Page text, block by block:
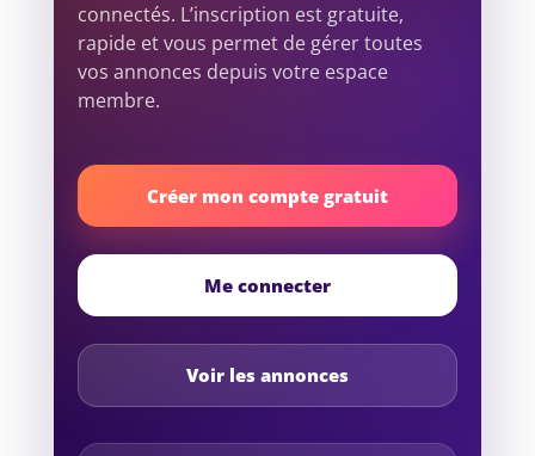
connectés. L’inscription est gratuite,
rapide et vous permet de gérer toutes
vos annonces depuis votre espace
membre.
Créer mon compte gratuit
Me connecter
Voir les annonces